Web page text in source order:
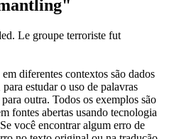
. Le groupe terroriste fut
diferentes contextos são dados
estudar o uso de palavras
outra. Todos os exemplos são
fontes abertas usando tecnologia
você encontrar algum erro de